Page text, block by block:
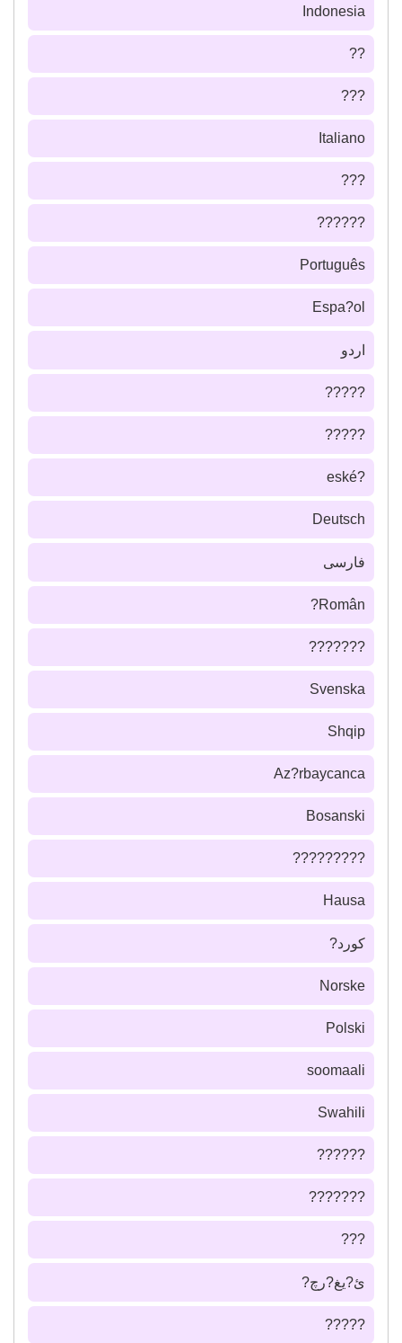
Indonesia
??
???
Italiano
???
??????
Português
Espa?ol
اردو
?????
?????
?eské
Deutsch
فارسى
Român?
???????
Svenska
Shqip
Az?rbaycanca
Bosanski
?????????
Hausa
كورد?
Norske
Polski
soomaali
Swahili
??????
???????
???
ئ?يغ?رچ?
?????